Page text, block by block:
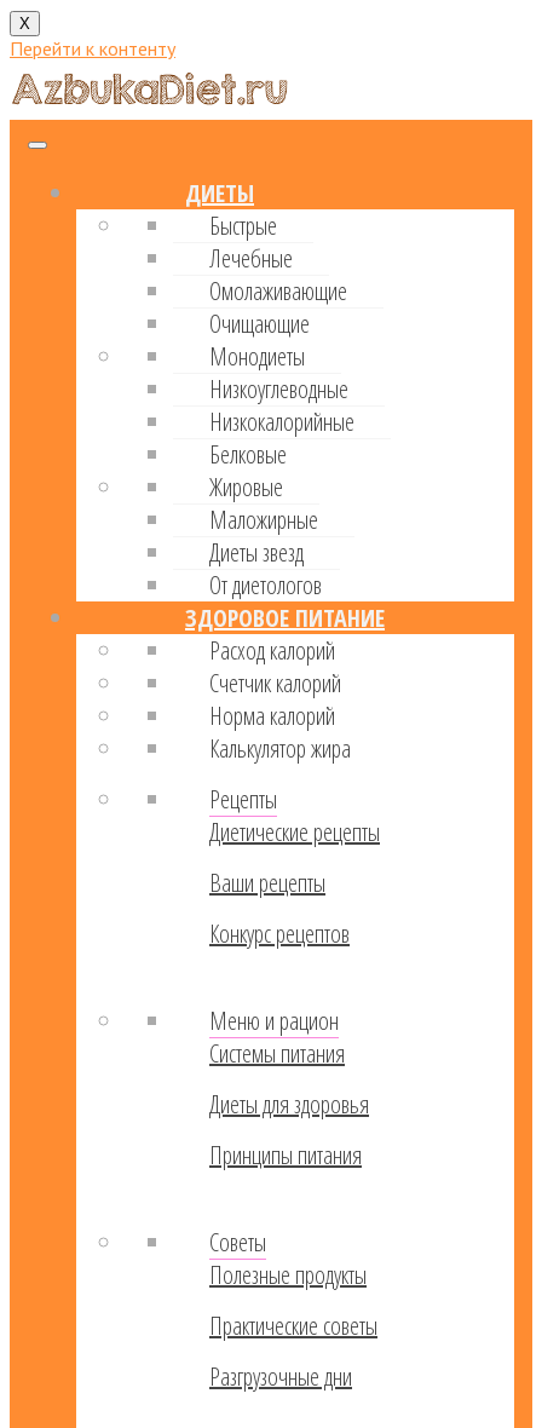
X
Перейти к контенту
ДИЕТЫ
Быстрые
Лечебные
Омолаживающие
Очищающие
Монодиеты
Низкоуглеводные
Низкокалорийные
Белковые
Жировые
Маложирные
Диеты звезд
От диетологов
ЗДОРОВОЕ ПИТАНИЕ
Расход калорий
Cчетчик калорий
Норма калорий
Калькулятор жира
Рецепты
Диетические рецепты
Ваши рецепты
Конкурс рецептов
Меню и рацион
Системы питания
Диеты для здоровья
Принципы питания
Советы
Полезные продукты
Практические советы
Разгрузочные дни